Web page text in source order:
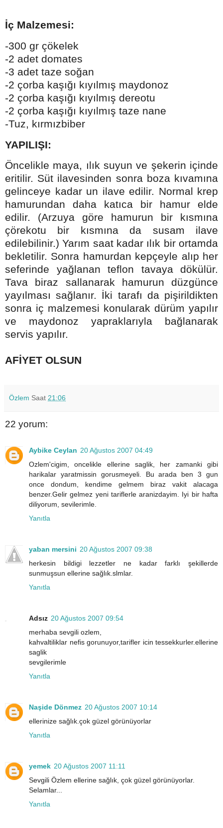
İç Malzemesi:
-300 gr çökelek
-2 adet domates
-3 adet taze soğan
-2 çorba kaşığı kıyılmış maydonoz
-2 çorba kaşığı kıyılmış dereotu
-2 çorba kaşığı kıyılmış taze nane
-Tuz, kırmızbiber
YAPILIŞI:
Öncelikle maya, ılık suyun ve şekerin içinde
eritilir. Süt ilavesinden sonra boza kıvamına
gelinceye kadar un ilave edilir. Normal krep
hamurundan daha katıca bir hamur elde
edilir. (Arzuya göre hamurun bir kısmına
çörekotu bir kısmına da susam ilave
edilebilinir.) Yarım saat kadar ılık bir ortamda
bekletilir. Sonra hamurdan kepçeyle alıp her
seferinde yağlanan teflon tavaya dökülür.
Tava biraz sallanarak hamurun düzgünce
yayılması sağlanır. İki tarafı da pişirildikten
sonra iç malzemesi konularak dürüm yapılır
ve maydonoz yapraklarıyla bağlanarak
servis yapılır.
AFİYET OLSUN
Özlem Saat 21:06
22 yorum:
Aybike Ceylan 20 Ağustos 2007 04:49
Ozlem'cigim, oncelikle ellerine saglik, her zamanki gibi
harikalar yaratmissin gorusmeyeli. Bu arada ben 3 gun
once dondum, kendime gelmem biraz vakit alacaga
benzer.Gelir gelmez yeni tariflerle aranizdayim. Iyi bir hafta
diliyorum, sevilerimle.
Yanıtla
yaban mersini 20 Ağustos 2007 09:38
herkesin bildigi lezzetler ne kadar farklı şekillerde
sunmuşsun ellerine sağlık.slmlar.
Yanıtla
Adsız 20 Ağustos 2007 09:54
merhaba sevgili ozlem,
kahvaltiliklar nefis gorunuyor,tarifler icin tessekkurler.ellerine
saglik
sevgilerimle
Yanıtla
Naşide Dönmez 20 Ağustos 2007 10:14
ellerinize sağlık.çok güzel görünüyorlar
Yanıtla
yemek 20 Ağustos 2007 11:11
Sevgili Özlem ellerine sağlık, çok güzel görünüyorlar.
Selamlar...
Yanıtla